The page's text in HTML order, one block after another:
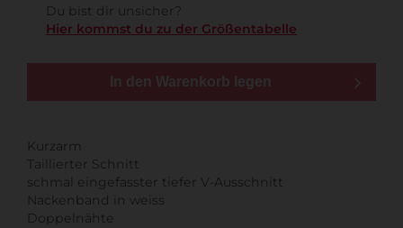
Du bist dir unsicher?
Hier kommst du zu der Größentabelle
In den Warenkorb legen
Kurzarm
Taillierter Schnitt
schmal eingefasster tiefer V-Ausschnitt
Nackenband in weiss
Doppelnähte